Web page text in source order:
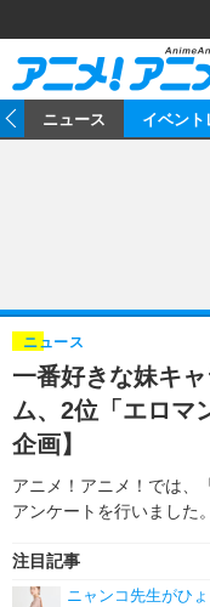
ゲーム
イベント
海外イベント
俳優・タレント
ビジネス
アニメ
ゲーム
動画
アニメ！アニメ！
連載・コラム
ニュース イベント
一番好きな妹キ
ム、2位「エロマ
企画】
アニメ！アニメ！では、
アンケートを行いました
ニュース
注目記事
ニャンコ先生がひ